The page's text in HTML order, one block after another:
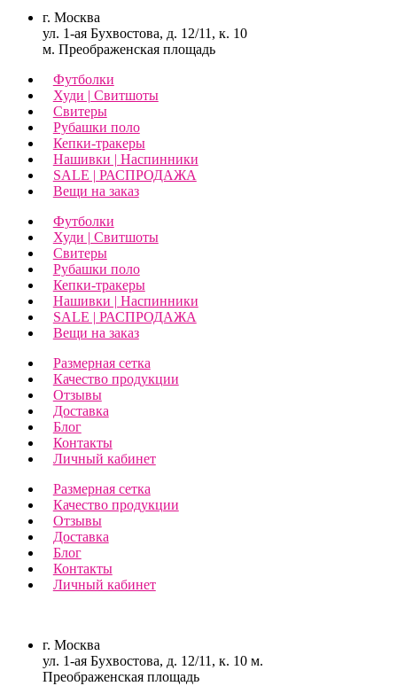
г. Москва
ул. 1-ая Бухвостова, д. 12/11, к. 10
м. Преображенская площадь
Футболки
Худи | Свитшоты
Свитеры
Рубашки поло
Кепки-тракеры
Нашивки | Наспинники
SALE | РАСПРОДАЖА
Вещи на заказ
Футболки
Худи | Свитшоты
Свитеры
Рубашки поло
Кепки-тракеры
Нашивки | Наспинники
SALE | РАСПРОДАЖА
Вещи на заказ
Размерная сетка
Качество продукции
Отзывы
Доставка
Блог
Контакты
Личный кабинет
Размерная сетка
Качество продукции
Отзывы
Доставка
Блог
Контакты
Личный кабинет
г. Москва
ул. 1-ая Бухвостова, д. 12/11, к. 10 м.
Преображенская площадь